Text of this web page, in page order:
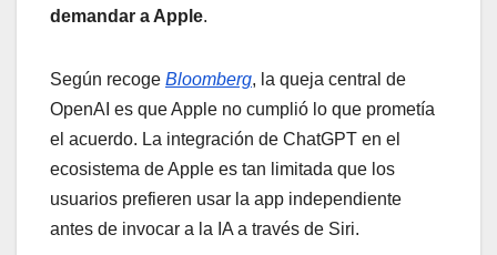
demandar a Apple.
Según recoge Bloomberg, la queja central de
OpenAI es que Apple no cumplió lo que prometía
el acuerdo. La integración de ChatGPT en el
ecosistema de Apple es tan limitada que los
usuarios prefieren usar la app independiente
antes de invocar a la IA a través de Siri.